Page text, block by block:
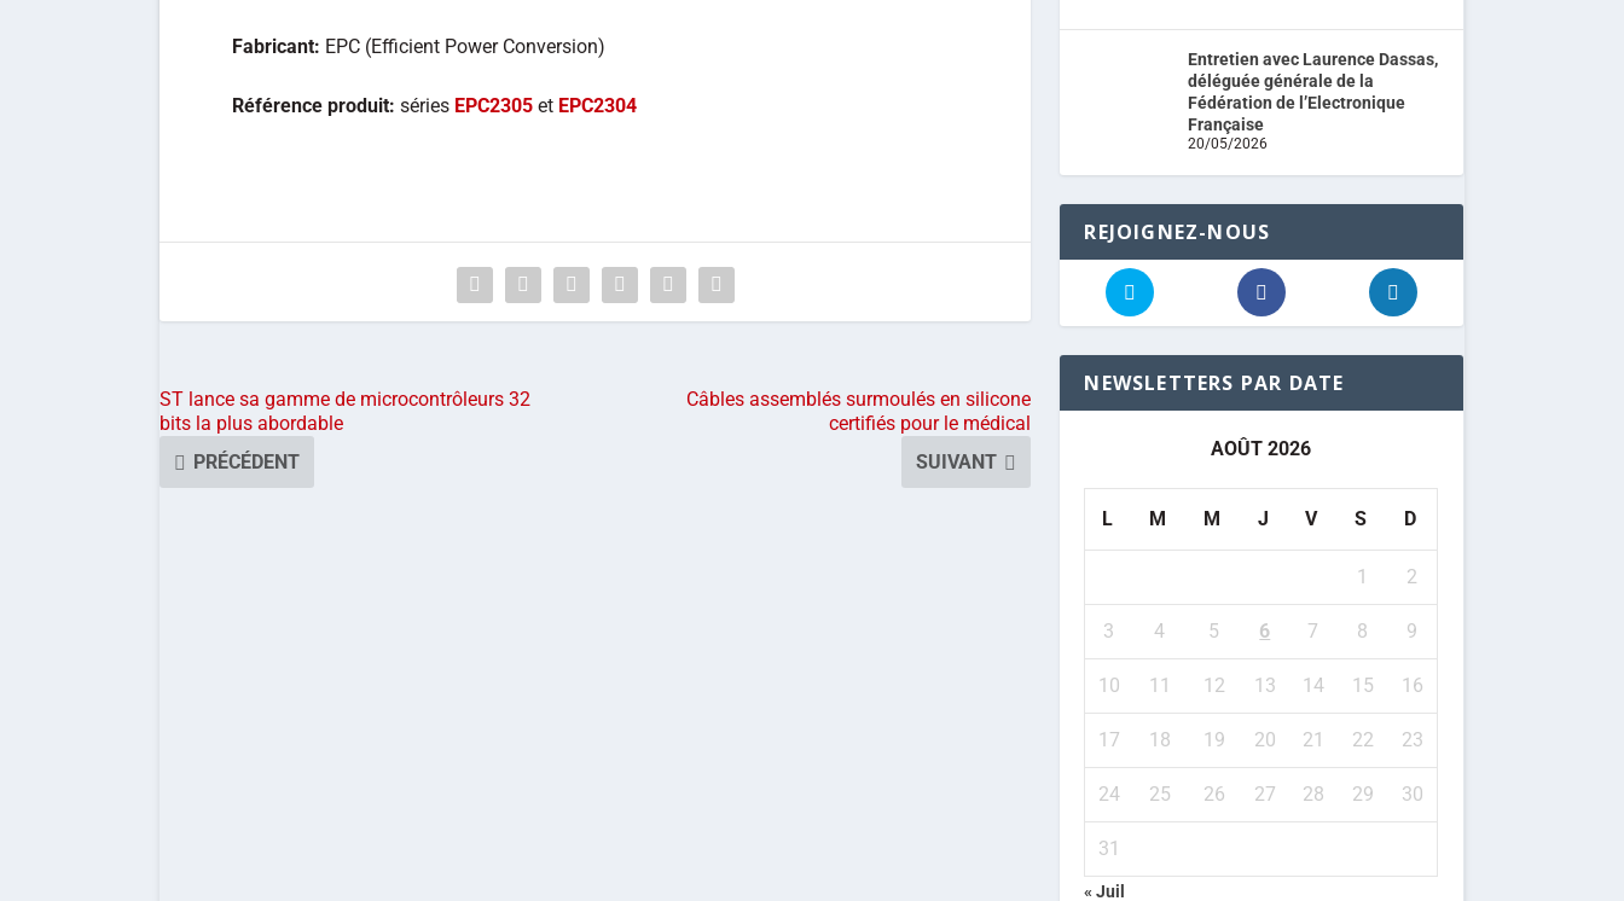
Fabricant: EPC (Efficient Power Conversion)
Référence produit: séries EPC2305 et EPC2304
ST lance sa gamme de microcontrôleurs 32
bits la plus abordable
PRÉCÉDENT
Câbles assemblés surmoulés en silicone
certifiés pour le médical
SUIVANT
Entretien avec Laurence Dassas,
déléguée générale de la
Fédération de l’Electronique
Française
20/05/2026
REJOIGNEZ-NOUS
NEWSLETTERS PAR DATE
AOÛT 2026
L M M J V S D
1 2
3 4 5 6 7 8 9
10 11 12 13 14 15 16
17 18 19 20 21 22 23
24 25 26 27 28 29 30
31
« Juil